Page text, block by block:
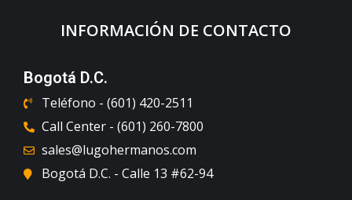
INFORMACIÓN DE CONTACTO
Bogotá D.C.
Teléfono - (601) 420-2511
Call Center - (601) 260-7800
sales@lugohermanos.com
Bogotá D.C. - Calle 13 #62-94